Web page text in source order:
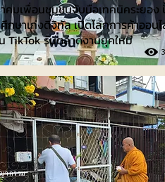
ากรรม
คมเพื่อนชุมชนจับมือเทคนิคระยอง
กษาเก่งดิจิทัล เปิดโลกการค้าออน
TikTok รับตลาดงานยุคใหม่